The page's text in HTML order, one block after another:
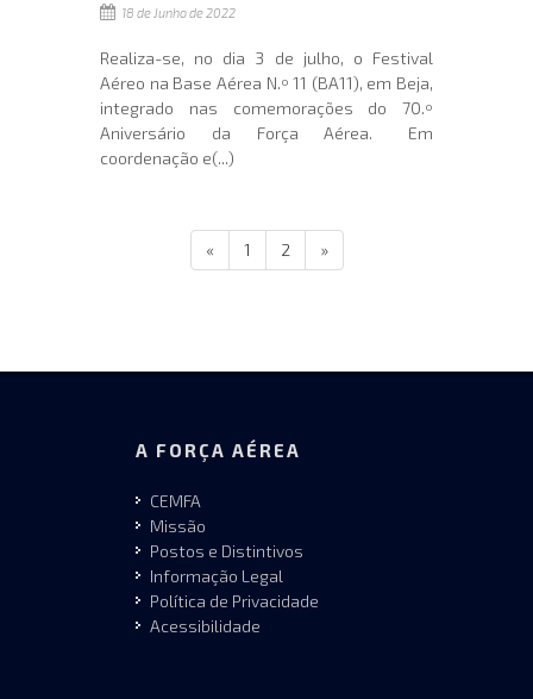
18 de Junho de 2022
Realiza-se, no dia 3 de julho, o Festival
Aéreo na Base Aérea N.º 11 (BA11), em Beja,
integrado nas comemorações do 70.º
Aniversário da Força Aérea. Em
coordenação e(...)
« 1 2 »
A FORÇA AÉREA
CEMFA
Missão
Postos e Distintivos
Informação Legal
Política de Privacidade
Acessibilidade